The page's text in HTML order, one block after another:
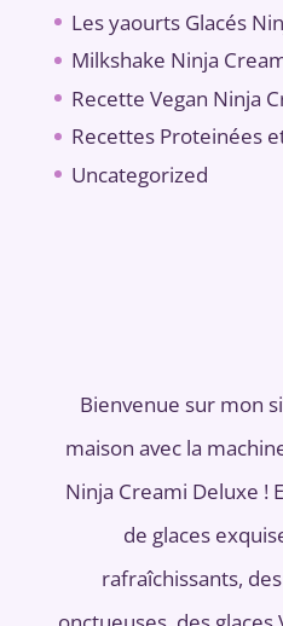
Les yaourts Glacés
Milkshake Ninja
Recette Vegan Ninja
Recettes Proteinées
Uncategorized
Bienvenue sur mon
maison avec la
Ninja Creami Deluxe !
de glaces
rafraîchissants,